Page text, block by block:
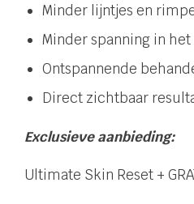
Minder lijntjes en
Minder spanning in
Ontspannende
Direct zichtbaar
Exclusieve aanbieding:
Ultimate Skin Reset +